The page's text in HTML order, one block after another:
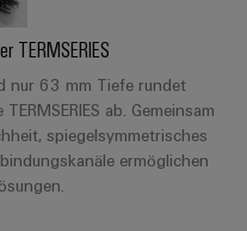
TERMSERIES
nur 63 mm Tiefe rundet
ab. Gemeinsam
spiegelsymmetrisches
ermöglichen